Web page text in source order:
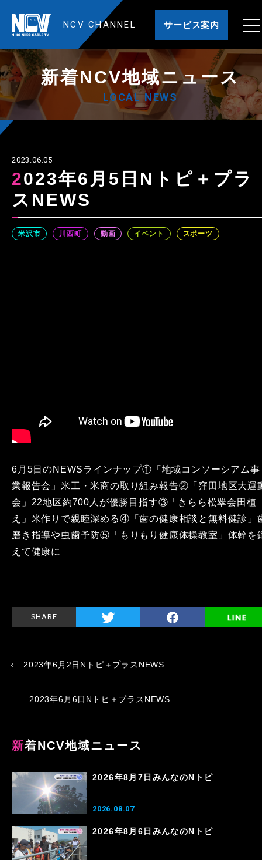
NCV CHANNEL サービス案内
新着NCV地域ニュース
LOCAL NEWS
2023.06.05
2023年6月5日Nトピ＋プラ
スNEWS
米沢市 川西町 動画 イベント スポーツ
6月5日のNEWSラインナップ①「地域コンソーシアム事
業報告会」米工・米商の取り組み報告②「窪田地区大運
会」22地区約700人が優勝目指す③「きらら松翠会田植
え」米作りで親睦深める④「歯の健康相談と無料健診」
磨き指導や虫歯予防⑤「もりもり健康体操教室」体幹を
えて健康に
SHARE
2023年6月2日Nトピ＋プラスNEWS
2023年6月6日Nトピ＋プラスNEWS
新着NCV地域ニュース
2026年8月7日みんなのNトピ
2026.08.07
2026年8月6日みんなのNトピ